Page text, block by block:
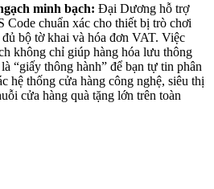
minh bạch: Đại Dương hỗ trợ
Code chuẩn xác cho thiết bị trò chơi
bộ tờ khai và hóa đơn VAT. Việc
không chỉ giúp hàng hóa lưu thông
“giấy thông hành” để bạn tự tin phân
hệ thống cửa hàng công nghệ, siêu thị
cửa hàng quà tặng lớn trên toàn